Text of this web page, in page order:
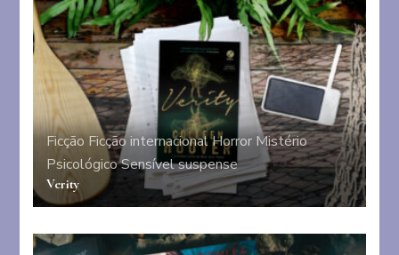
Ficção Ficção internacionalHorror Mistério
PsicológicoSensívelsuspense
Verity